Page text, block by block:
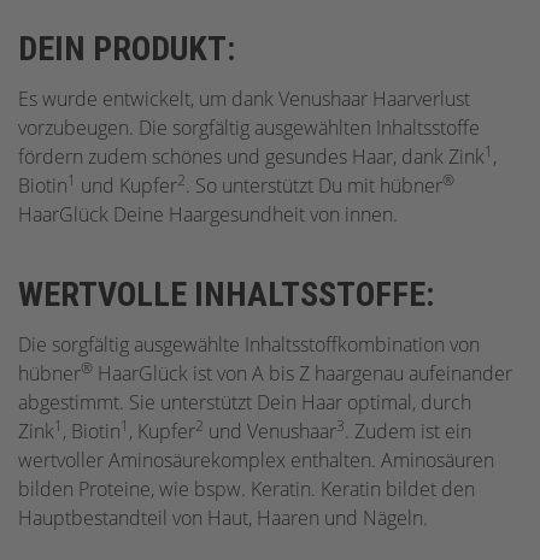
DEIN PRODUKT:
Es wurde entwickelt, um dank Venushaar Haarverlust
vorzubeugen. Die sorgfältig ausgewählten Inhaltsstoffe
fördern zudem schönes und gesundes Haar, dank Zink1 ,
Biotin1 und Kupfer2. So unterstützt Du mit hübner®
HaarGlück Deine Haargesundheit von innen.
WERTVOLLE INHALTSSTOFFE:
Die sorgfältig ausgewählte Inhaltsstoffkombination von
hübner® HaarGlück ist von A bis Z haargenau aufeinander
abgestimmt. Sie unterstützt Dein Haar optimal, durch
Zink1 , Biotin1 , Kupfer2 und Venushaar3. Zudem ist ein
wertvoller Aminosäurekomplex enthalten. Aminosäuren
bilden Proteine, wie bspw. Keratin. Keratin bildet den
Hauptbestandteil von Haut, Haaren und Nägeln.